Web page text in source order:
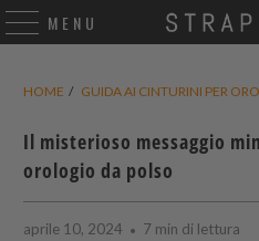
MENU
HOME / GUIDA AI CINTURINI PER
Il misterioso messaggio
orologio da polso
aprile 10, 2024 7 min di lettura